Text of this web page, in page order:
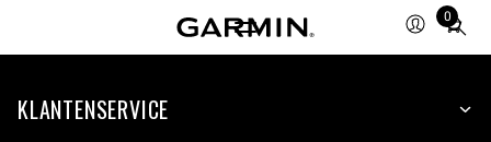
0
Total
items
cart:
KLANTENSERVICE